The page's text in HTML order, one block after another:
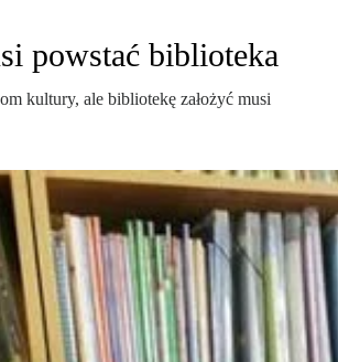
powstać biblioteka
kultury, ale bibliotekę założyć musi